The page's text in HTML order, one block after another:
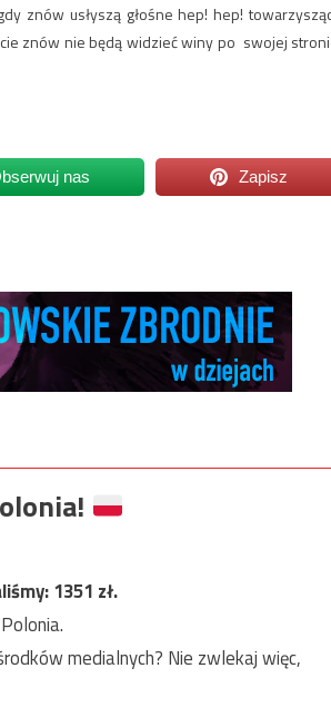
znów usłyszą głośne hep! hep!
znów nie będą widzieć winy po swojej
nas Zapisz
1351 zł.
medialnych? Nie zwlekaj więc,